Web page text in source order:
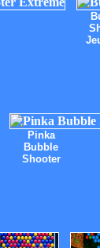
Pinka
Bubble
Shooter